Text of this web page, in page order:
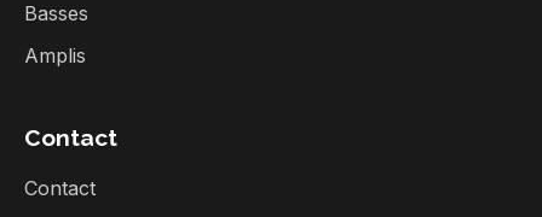
Basses
Amplis
Contact
Contact